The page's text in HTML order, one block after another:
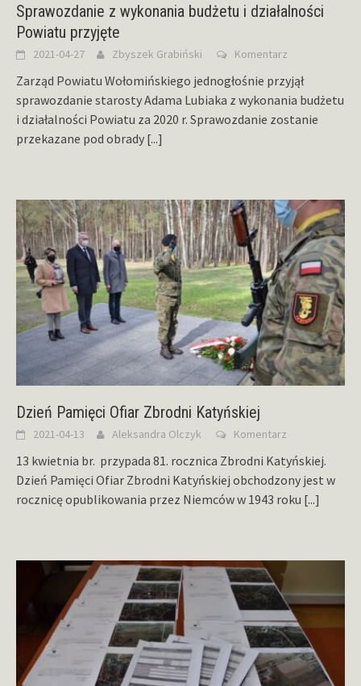
Sprawozdanie z wykonania budżetu i działalności
Powiatu przyjęte
2021-04-27 Zbyszek Grabiński Komentarz
Zarząd Powiatu Wołomińskiego jednogłośnie przyjął
sprawozdanie starosty Adama Lubiaka z wykonania budżetu
i działalności Powiatu za 2020 r. Sprawozdanie zostanie
przekazane pod obrady [...]
Dzień Pamięci Ofiar Zbrodni Katyńskiej
2021-04-13 Aleksandra Olczyk Komentarz
13 kwietnia br. przypada 81. rocznica Zbrodni Katyńskiej.
Dzień Pamięci Ofiar Zbrodni Katyńskiej obchodzony jest w
rocznicę opublikowania przez Niemców w 1943 roku [...]